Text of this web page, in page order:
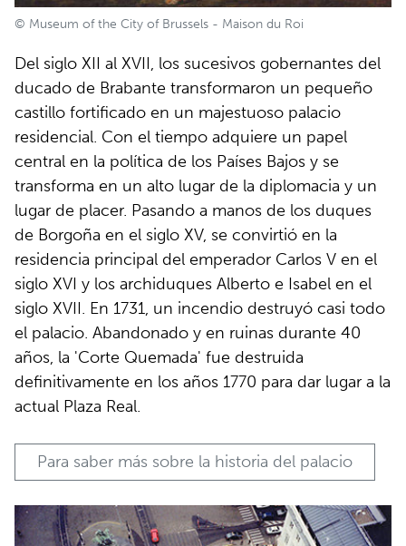
© Museum of the City of Brussels - Maison du Roi
Del siglo XII al XVII, los sucesivos gobernantes del
ducado de Brabante transformaron un pequeño
castillo fortificado en un majestuoso palacio
residencial. Con el tiempo adquiere un papel
central en la política de los Países Bajos y se
transforma en un alto lugar de la diplomacia y un
lugar de placer. Pasando a manos de los duques
de Borgoña en el siglo XV, se convirtió en la
residencia principal del emperador Carlos V en el
siglo XVI y los archiduques Alberto e Isabel en el
siglo XVII. En 1731, un incendio destruyó casi todo
el palacio. Abandonado y en ruinas durante 40
años, la 'Corte Quemada' fue destruida
definitivamente en los años 1770 para dar lugar a la
actual Plaza Real.
Para saber más sobre la historia del palacio